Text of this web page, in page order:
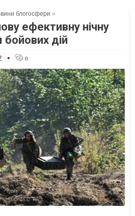
блогосфери »
ефективну нічну
дій
• 0